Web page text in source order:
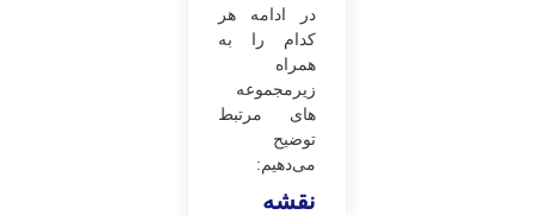
در ادامه هر
کدام را به
همراه
زیرمجموعه
های مرتبط
توضیح
می‌دهیم:
نقشه